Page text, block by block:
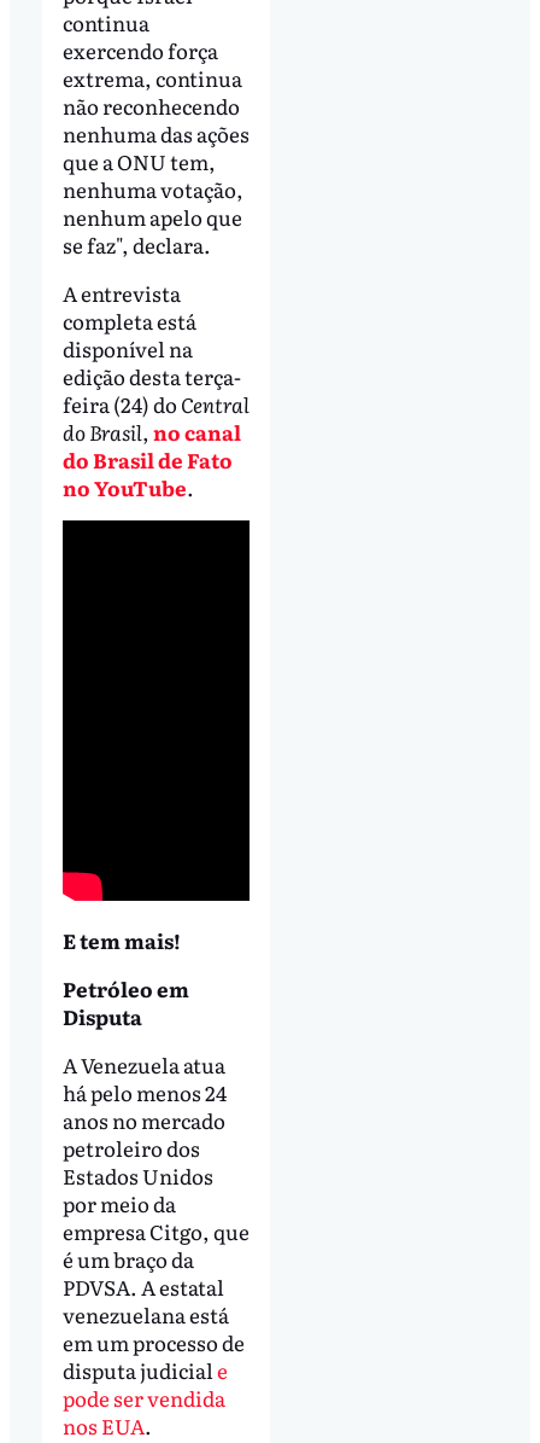
continua
exercendo força
extrema, continua
não reconhecendo
nenhuma das ações
que a ONU tem,
nenhuma votação,
nenhum apelo que
se faz", declara.
A entrevista
completa está
disponível na
edição desta terça-
feira (24) do Central
do Brasil, no canal
do Brasil de Fato
no YouTube.
E tem mais!
Petróleo em
Disputa
A Venezuela atua
há pelo menos 24
anos no mercado
petroleiro dos
Estados Unidos
por meio da
empresa Citgo, que
é um braço da
PDVSA. A estatal
venezuelana está
em um processo de
disputa judiciale
pode ser vendida
nos EUA.